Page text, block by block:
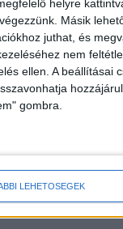
helyre
Másik
juthat, és
nem
ellen. A beállításai
gombra.
LEHETŐSÉGEK
XXI.
információk
irányba, egy